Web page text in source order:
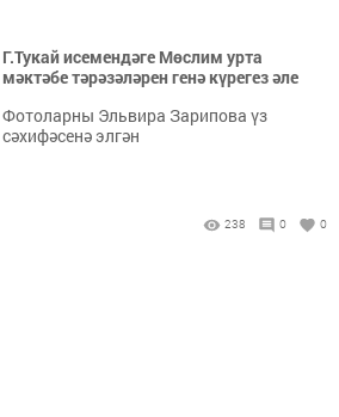
Г.Тукай исемендәге Мөслим урта
мәктәбе тәрәзәләрен генә күрегез әле
Фотоларны Эльвира Зарипова үз
сәхифәсенә элгән
238 0 0